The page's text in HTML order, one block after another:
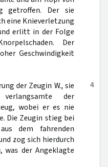
getroffen. Der sie
eine Knieverletzung
erlitt in der Folge
Der
Geschwindigkeit
4
der Zeugin W., sie
der
wobei er es nie
Die Zeugin stieg bei
dem fahrenden
zog sich hierdurch
was der Angeklagte